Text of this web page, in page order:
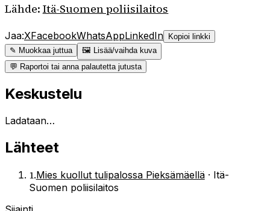
Lähde: Itä-Suomen poliisilaitos
Jaa:XFacebookWhatsAppLinkedIn
Kopioi linkki
✎ Muokkaa juttua
🖼 Lisää/vaihda kuva
💬 Raportoi tai anna palautetta jutusta
Keskustelu
Ladataan…
Lähteet
1.Mies kuollut tulipalossa Pieksämäellä· Itä-
Suomen poliisilaitos